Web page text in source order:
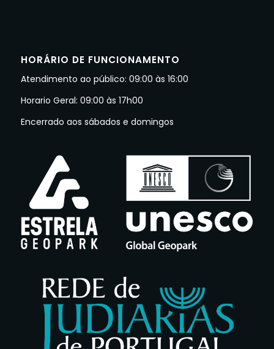
HORÁRIO DE FUNCIONAMENTO
Atendimento ao público: 09:00 às 16:00
Horario Geral: 09:00 às 17h00
Encerrado aos sábados e domingos